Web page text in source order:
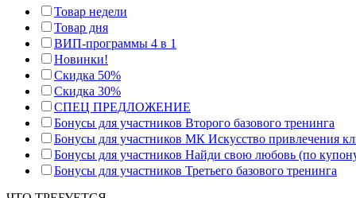
Товар недели
Товар дня
ВИП-программы 4 в 1
Новинки!
Скидка 50%
Скидка 30%
СПЕЦ ПРЕДЛОЖЕНИЕ
Бонусы для участников Второго базового тренинга
Бонусы для участников МК Искусство привлечения
Бонусы для участников Найди свою любовь (по
Бонусы для участников Третьего базового тренинга